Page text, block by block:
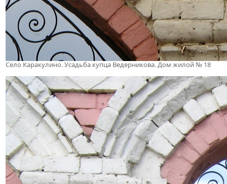
Село Каракулино. Усадьба купца Ведерникова. Дом жилой № 18